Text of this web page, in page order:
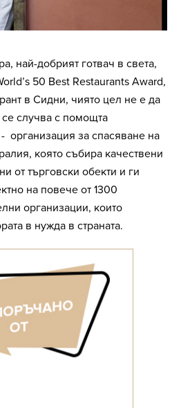
най-добрият готвач в света,
50 Best Restaurants Award,
в Сидни, чиято цел не е да
случва с помощта
организация за спасяване на
която събира качествени
от търговски обекти и ги
на повече от 1300
организации, които
в нужда в страната.